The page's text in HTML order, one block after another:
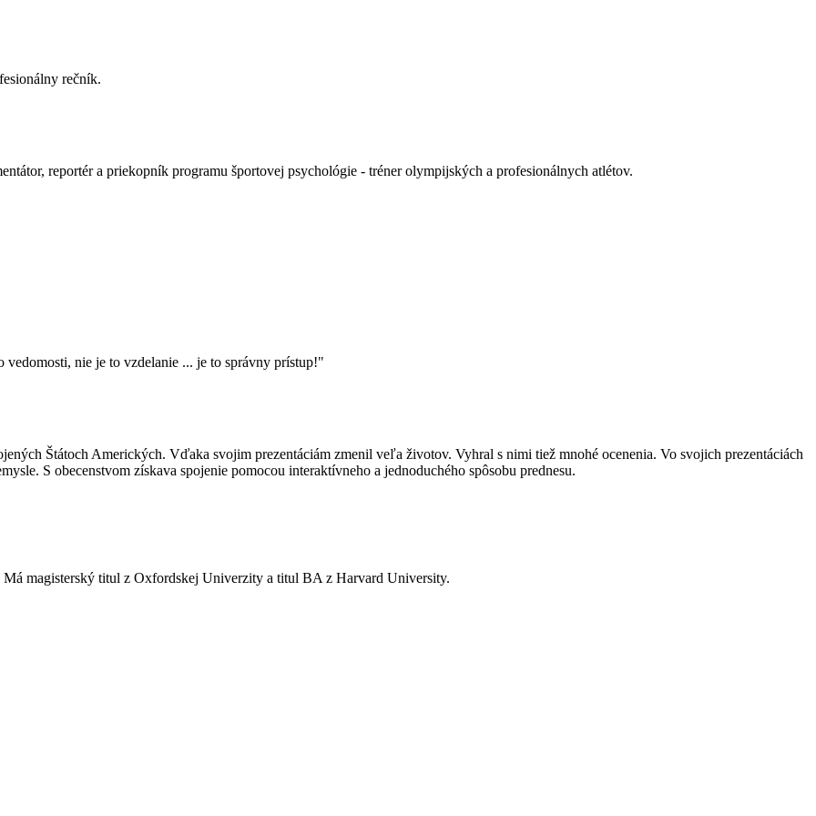
rečník.
reportér a priekopník programu športovej psychológie - tréner olympijských a profesionálnych atlétov.
nie je to vzdelanie ... je to správny prístup!"
Štátoch Amerických. Vďaka svojim prezentáciám zmenil veľa životov. Vyhral s nimi tiež mnohé ocenenia. Vo svojich prezentáciách
S obecenstvom získava spojenie pomocou interaktívneho a jednoduchého spôsobu prednesu.
magisterský titul z Oxfordskej Univerzity a titul BA z Harvard University.